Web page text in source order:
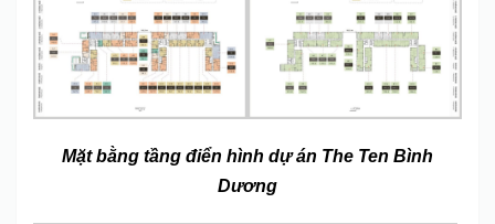
Mặt bằng tầng điển hình dự án The Ten Bình
Dương